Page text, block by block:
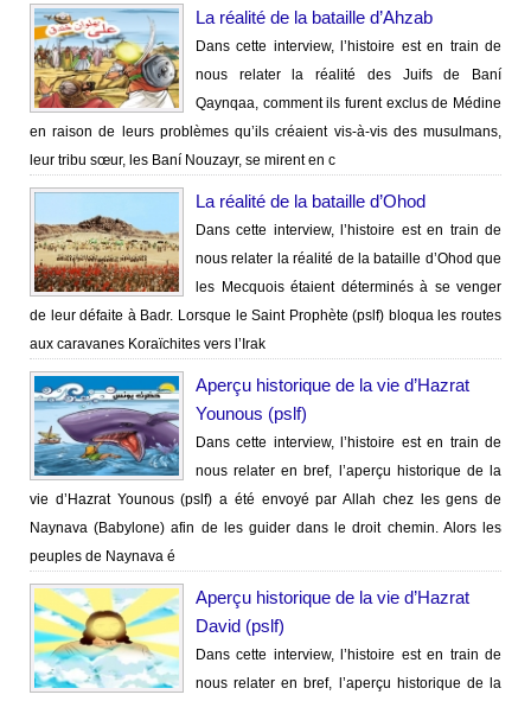
La réalité de la bataille d’Ahzab
Dans cette interview, l’histoire est en train de
nous relater la réalité des Juifs de Baní
Qaynqaa, comment ils furent exclus de Médine
en raison de leurs problèmes qu’ils créaient vis-à-vis des musulmans,
leur tribu sœur, les Baní Nouzayr, se mirent en c
La réalité de la bataille d’Ohod
Dans cette interview, l’histoire est en train de
nous relater la réalité de la bataille d’Ohod que
les Mecquois étaient déterminés à se venger
de leur défaite à Badr. Lorsque le Saint Prophète (pslf) bloqua les routes
aux caravanes Koraïchites vers l’Irak
Aperçu historique de la vie d’Hazrat
Younous (pslf)
Dans cette interview, l’histoire est en train de
nous relater en bref, l’aperçu historique de la
vie d’Hazrat Younous (pslf) a été envoyé par Allah chez les gens de
Naynava (Babylone) afin de les guider dans le droit chemin. Alors les
peuples de Naynava é
Aperçu historique de la vie d’Hazrat
David (pslf)
Dans cette interview, l’histoire est en train de
nous relater en bref, l’aperçu historique de la